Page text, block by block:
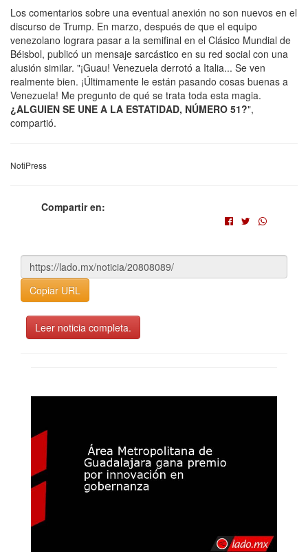
Los comentarios sobre una eventual anexión no son nuevos en el
discurso de Trump. En marzo, después de que el equipo
venezolano lograra pasar a la semifinal en el Clásico Mundial de
Béisbol, publicó un mensaje sarcástico en su red social con una
alusión similar. "¡Guau! Venezuela derrotó a Italia... Se ven
realmente bien. ¡Últimamente le están pasando cosas buenas a
Venezuela! Me pregunto de qué se trata toda esta magia.
¿ALGUIEN SE UNE A LA ESTATIDAD, NÚMERO 51?",
compartió.
NotiPress
Compartir en:
Copiar URL
Leer noticia completa.